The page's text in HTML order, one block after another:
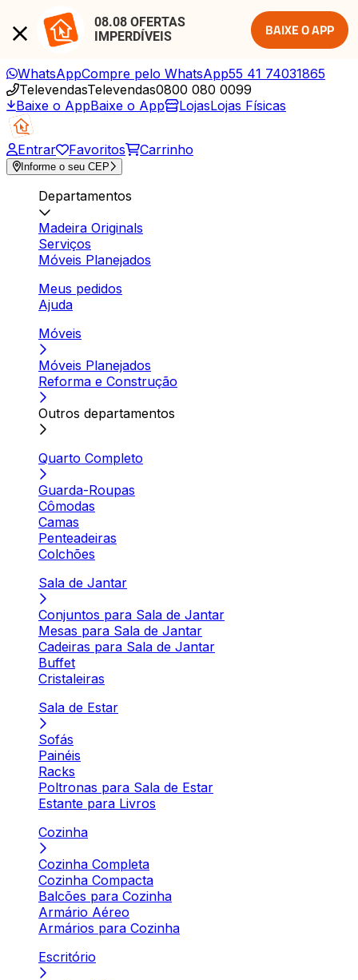
08.08 OFERTAS
IMPERDÍVEIS
BAIXE O APP
WhatsAppCompre pelo WhatsApp55 41 74031865
TelevendasTelevendas0800 080 0099
Baixe o AppBaixe o App LojasLojas Físicas
Entrar Favoritos Carrinho
Informe o seu CEP
Departamentos
Madeira Originals
Serviços
Móveis Planejados
Meus pedidos
Ajuda
Móveis
Móveis Planejados
Reforma e Construção
Outros departamentos
Quarto Completo
Guarda-Roupas
Cômodas
Camas
Penteadeiras
Colchões
Sala de Jantar
Conjuntos para Sala de Jantar
Mesas para Sala de Jantar
Cadeiras para Sala de Jantar
Buffet
Cristaleiras
Sala de Estar
Sofás
Painéis
Racks
Poltronas para Sala de Estar
Estante para Livros
Cozinha
Cozinha Completa
Cozinha Compacta
Balcões para Cozinha
Armário Aéreo
Armários para Cozinha
Escritório